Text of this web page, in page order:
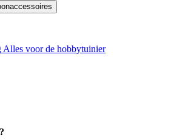
Alles voor de hobbytuinier